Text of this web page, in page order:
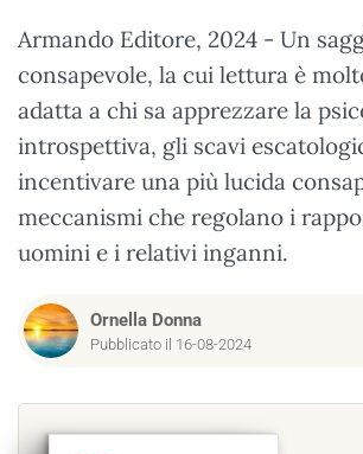
Armando Editore, 2024 - Un
consapevole, la cui lettura è
adatta a chi sa apprezzare la
introspettiva, gli scavi
incentivare una più lucida
meccanismi che regolano i
uomini e i relativi inganni.
Ornella Donna
Pubblicato il 16-08-2024